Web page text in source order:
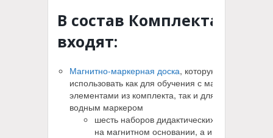
В состав Комплекта
входят:
Магнитно-маркерная доска, которую можно
использовать как для обучения с магнитными
элементами из комплекта, так и для письма
водным маркером
шесть наборов дидактических карточек
на магнитном основании, а именно: